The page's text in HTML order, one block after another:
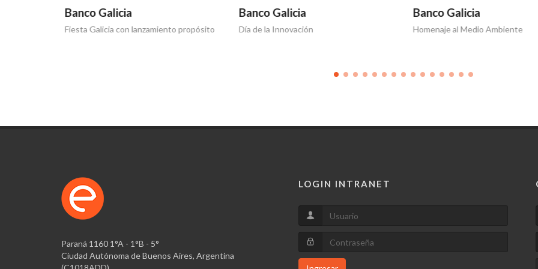
Banco Galicia
Fiesta Galicia con lanzamiento propósito
Banco Galicia
Día de la Innovación
Banco Galicia
Homenaje al Medio Ambiente
Paraná 1160 1°A - 1°B - 5°
Ciudad Autónoma de Buenos Aires, Argentina
LOGIN INTRANET